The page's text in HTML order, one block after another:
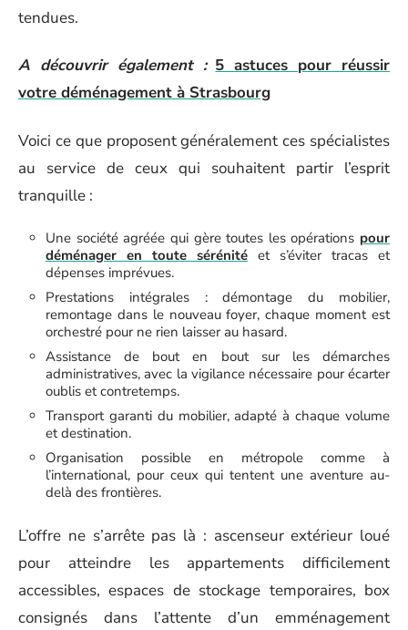
tendues.
A découvrir également : 5 astuces pour réussir
votre déménagement à Strasbourg
Voici ce que proposent généralement ces spécialistes
au service de ceux qui souhaitent partir l’esprit
tranquille :
Une société agréée qui gère toutes les opérations pour
déménager en toute sérénité et s’éviter tracas et
dépenses imprévues.
Prestations intégrales : démontage du mobilier,
remontage dans le nouveau foyer, chaque moment est
orchestré pour ne rien laisser au hasard.
Assistance de bout en bout sur les démarches
administratives, avec la vigilance nécessaire pour écarter
oublis et contretemps.
Transport garanti du mobilier, adapté à chaque volume
et destination.
Organisation possible en métropole comme à
l’international, pour ceux qui tentent une aventure au-
delà des frontières.
L’offre ne s’arrête pas là : ascenseur extérieur loué
pour atteindre les appartements difficilement
accessibles, espaces de stockage temporaires, box
consignés dans l’attente d’un emménagement